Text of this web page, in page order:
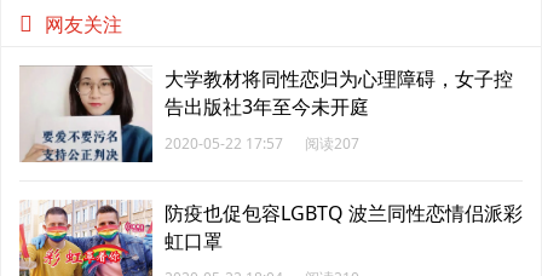
网友关注
大学教材将同性恋归为心理障碍，女子控
告出版社3年至今未开庭
2020-05-22 17:57 阅读207
防疫也促包容LGBTQ 波兰同性恋情侣派彩
虹口罩